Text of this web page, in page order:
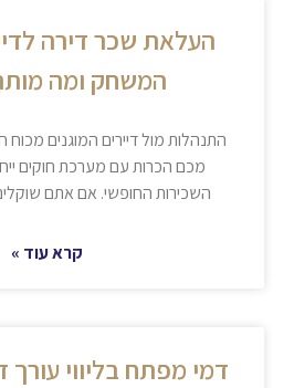
העלאת שכר דירה
המשחק ומה
התנהלות מול דיירים המוגנים מכוח
מכם הכרות עם מערכת חוקים
השכירות החופשי. אם אתם
קרא עוד »
דמי מפתח בליווי עורך